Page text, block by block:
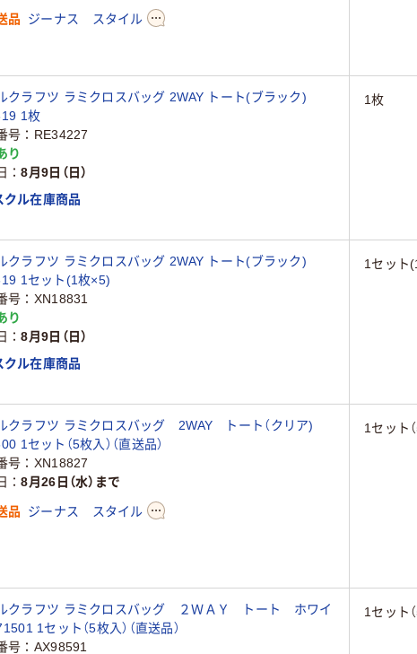
品 ジーナス スタイル
クラフツ ラミクロスバッグ 2WAY トート(ブラック)
1枚
号
RE34227
り
8月9日（日）
クル在庫商品
1枚
クラフツ ラミクロスバッグ 2WAY トート(ブラック)
1セット(1枚×5)
号
XN18831
り
8月9日（日）
クル在庫商品
1セット
クラフツ ラミクロスバッグ 2WAY トート（クリア)
1セット（5枚入）（直送品）
号
XN18827
8月26日（水）まで
品 ジーナス スタイル
1セット
クラフツ ラミクロスバッグ ２ＷＡＹ トート ホワイ
1セット（5枚入）（直送品）
号
AX98591
1セット